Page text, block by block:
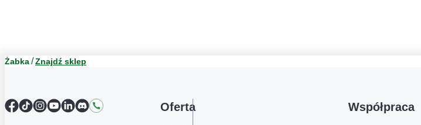
Żabka Znajdź sklep
Facebook
TikTokInstagram
YouTube
LinkedIn
DiscordKontakt Oferta Współpraca